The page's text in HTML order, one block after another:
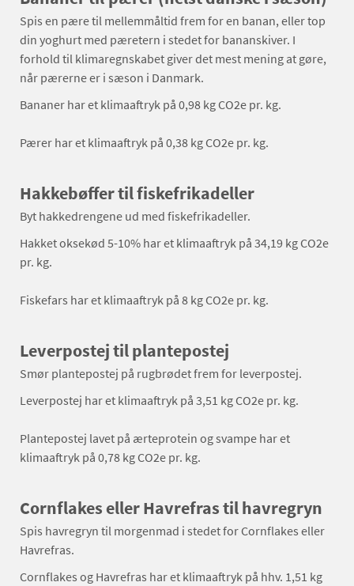
Spis en pære til mellemmåltid frem for en banan, eller top
din yoghurt med pæretern i stedet for bananskiver. I
forhold til klimaregnskabet giver det mest mening at gøre,
når pærerne er i sæson i Danmark.
Bananer har et klimaaftryk på 0,98 kg CO2e pr. kg.
Pærer har et klimaaftryk på 0,38 kg CO2e pr. kg.
Hakkebøffer til fiskefrikadeller
Byt hakkedrengene ud med fiskefrikadeller.
Hakket oksekød 5-10% har et klimaaftryk på 34,19 kg CO2e
pr. kg.
Fiskefars har et klimaaftryk på 8 kg CO2e pr. kg.
Leverpostej til plantepostej
Smør plantepostej på rugbrødet frem for leverpostej.
Leverpostej har et klimaaftryk på 3,51 kg CO2e pr. kg.
Plantepostej lavet på ærteprotein og svampe har et
klimaaftryk på 0,78 kg CO2e pr. kg.
Cornflakes eller Havrefras til havregryn
Spis havregryn til morgenmad i stedet for Cornflakes eller
Havrefras.
Cornflakes og Havrefras har et klimaaftryk på hhv. 1,51 kg